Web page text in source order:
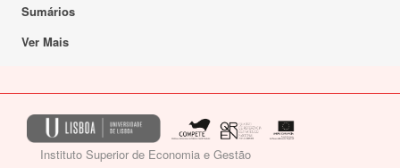
Sumários
Ver Mais
Instituto Superior de Economia e Gestão